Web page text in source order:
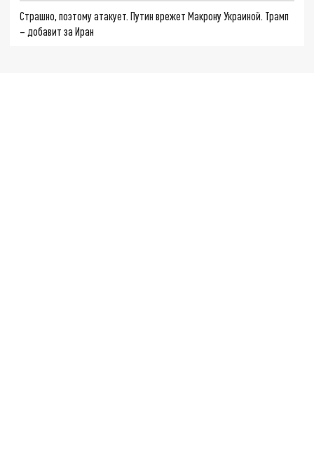
Страшно, поэтому атакует. Путин врежет Макрону Украиной. Трамп
– добавит за Иран